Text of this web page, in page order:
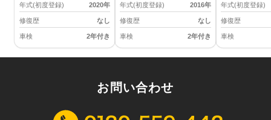
年式(初度登録) 2020年
修復歴 なし
車検 2年付き
年式(初度登録) 2016年
修復歴 なし
車検 2年付き
年式(初度登録)
修復歴
車検
お問い合わせ